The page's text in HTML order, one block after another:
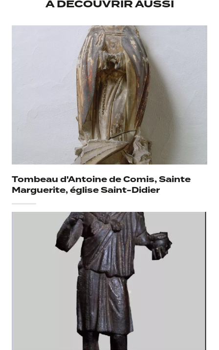
Musée d'accueil
Collection Marquis de Calvière
Legs Calvet 1810 à L'institut Calvet
À DÉCOUVRIR AUSSI
Tombeau d'Antoine de Comis, Sainte
Marguerite, église Saint-Didier